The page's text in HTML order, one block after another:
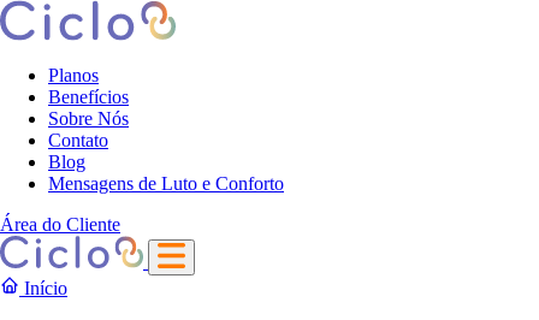
Planos
Benefícios
Sobre Nós
Contato
Blog
Mensagens de Luto e Conforto
Área do Cliente
Início